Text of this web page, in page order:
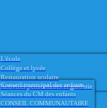
L'école
Collège et lycée
Restauration scolaire
Activités périscolaires et garderie
Conseil municipal des enfants
Séances du CM des enfants
CONSEIL COMMUNAUTAIRE